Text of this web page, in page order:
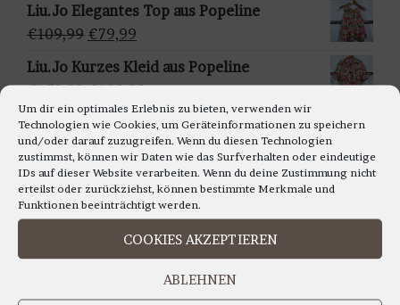
Um dir ein optimales Erlebnis zu bieten, verwenden wir
Technologien wie Cookies, um Geräteinformationen zu speichern
und/oder darauf zuzugreifen. Wenn du diesen Technologien
zustimmst, können wir Daten wie das Surfverhalten oder eindeutige
IDs auf dieser Website verarbeiten. Wenn du deine Zustimmung nicht
erteilst oder zurückziehst, können bestimmte Merkmale und
Funktionen beeinträchtigt werden.
COOKIES AKZEPTIEREN
ABLEHNEN
ä
h
l
e
n
war:
€159,95
ist:
Liu.Jo Elegantes Top aus Popeline
€109,99 Ursprünglicher
€109,99
€79,99
Preis
€79,99.
Liu.Jo Kurzes Kleid aus Popeline
€159,99Ursprünglicher
Preis
war:
€159,99
€129,99Aktueller
Preis
ist:
€129,99.
Francomina - Ärmellosestricktop in
verschiedenen Farben
€ 99,99Ursprünglicher
Preis
war:
€99,99
€79,99Aktueller
Preis
ist:
€79,99.